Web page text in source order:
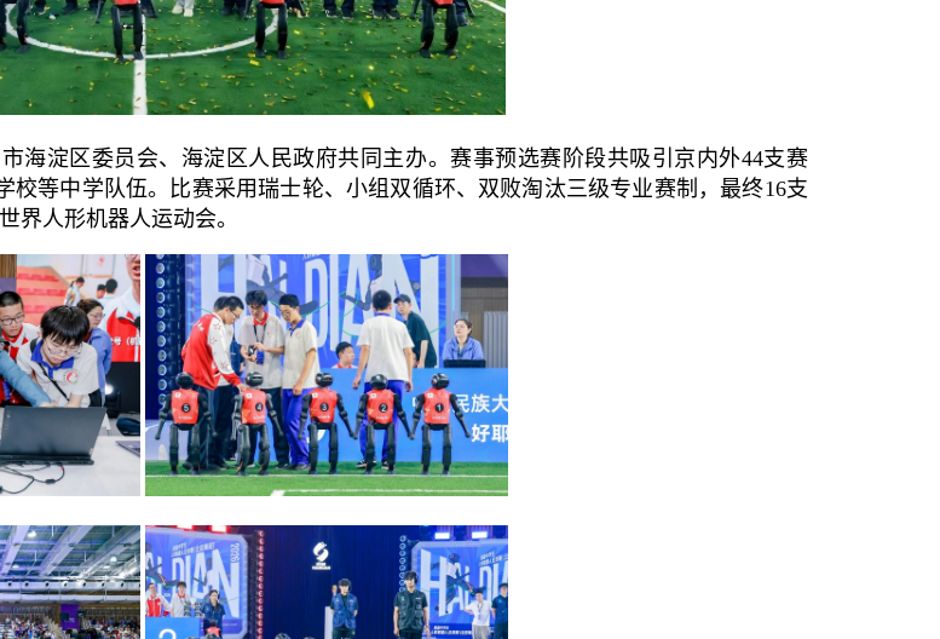
海淀区委员会、海淀区人民政府共同主办。赛事预选赛阶段共吸引京内外44支赛
校等中学队伍。比赛采用瑞士轮、小组双循环、双败淘汰三级专业赛制，最终16支
界人形机器人运动会。